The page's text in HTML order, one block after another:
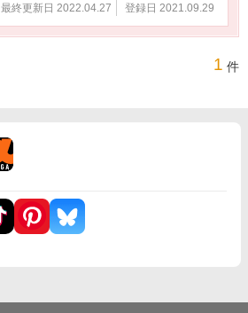
最終更新日 2022.04.27 登録日 2021.09.29
1 件